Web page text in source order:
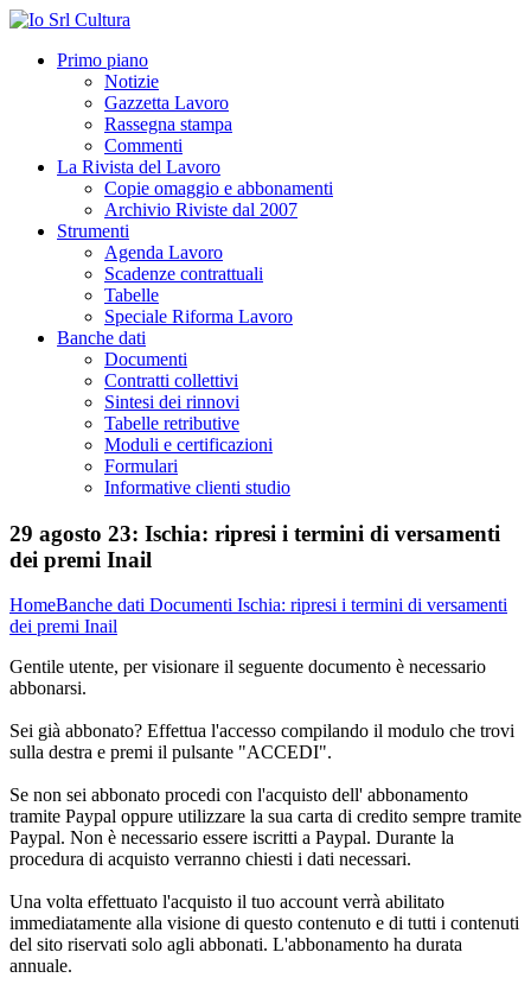
Primo piano
Notizie
Gazzetta Lavoro
Rassegna stampa
Commenti
La Rivista del Lavoro
Copie omaggio e abbonamenti
Archivio Riviste dal 2007
Strumenti
Agenda Lavoro
Scadenze contrattuali
Tabelle
Speciale Riforma Lavoro
Banche dati
Documenti
Contratti collettivi
Sintesi dei rinnovi
Tabelle retributive
Moduli e certificazioni
Formulari
Informative clienti studio
29 agosto 23: Ischia: ripresi i termini di versamenti
dei premi Inail
HomeBanche dati Documenti Ischia: ripresi i termini di versamenti
dei premi Inail
Gentile utente, per visionare il seguente documento è necessario
abbonarsi.
Sei già abbonato? Effettua l'accesso compilando il modulo che trovi
sulla destra e premi il pulsante "ACCEDI".
Se non sei abbonato procedi con l'acquisto dell' abbonamento
tramite Paypal oppure utilizzare la sua carta di credito sempre tramite
Paypal. Non è necessario essere iscritti a Paypal. Durante la
procedura di acquisto verranno chiesti i dati necessari.
Una volta effettuato l'acquisto il tuo account verrà abilitato
immediatamente alla visione di questo contenuto e di tutti i contenuti
del sito riservati solo agli abbonati. L'abbonamento ha durata
annuale.